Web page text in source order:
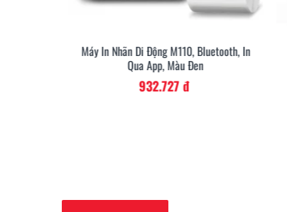
Máy In Nhãn Di Động M110, Bluetooth, In
Qua App, Màu Đen
932.727 đ